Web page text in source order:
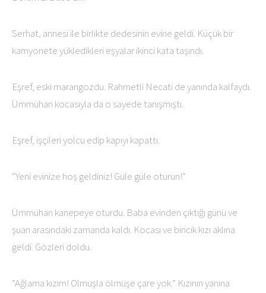
Serhat, annesi ile birlikte dedesinin evine geldi. Küçük bir
kamyonete yükledikleri eşyalar ikinci kata taşındı.
Eşref, eski marangozdu. Rahmetli Necati de yanında kalfaydı.
Ümmühan kocasıyla da o sayede tanışmıştı.
Eşref, işçileri yolcu edip kapıyı kapattı.
“Yeni evinize hoş geldiniz! Güle güle oturun!”
Ümmühan kanepeye oturdu. Baba evinden çıktığı günü ve
şuan arasındaki zamanda kaldı. Kocası ve biricik kızı aklına
geldi. Gözleri doldu.
“Ağlama kızım! Olmuşla ölmüşe çare yok.” Kızının yanına